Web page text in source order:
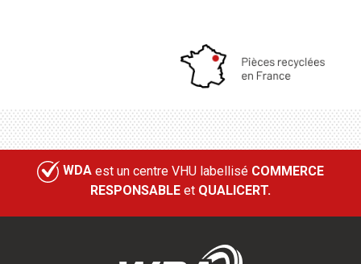
WDA est un centre VHU labellisé COMMERCE
RESPONSABLE et QUALICERT.